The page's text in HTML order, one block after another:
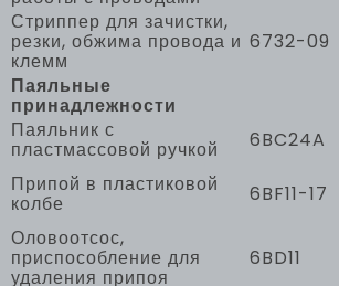
Стриппер для зачистки,
резки, обжима провода и
клемм
6732-09
Паяльные
принадлежности
Паяльник с
пластмассовой ручкой 6BC24A
Припой в пластиковой
колбе 6BF11-17
Оловоотсос,
приспособление для
удаления припоя
6BD11